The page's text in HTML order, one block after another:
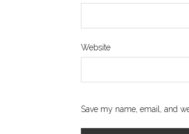
Website
Save my name, email, and